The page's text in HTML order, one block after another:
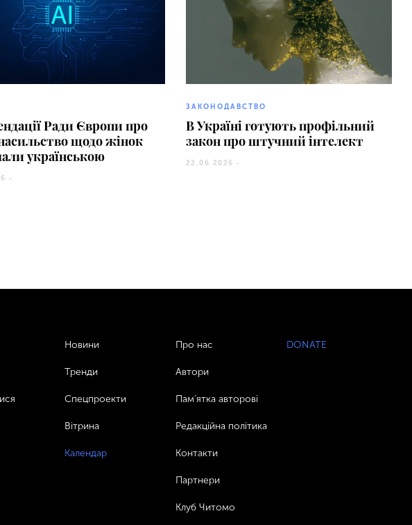
Ради Європи про
щодо жінок
українською
-
ЗАКОНОДАВСТВО
В Україні готують профільний
закон про штучний інтелект
22.06.2026 -
Новини
Тренди
Спецпроекти
Вітрина
Календар
Про нас
Автори
Пам’ятка авторові
Редакційна політика
Контакти
Партнери
Клуб Читомо
DONATE